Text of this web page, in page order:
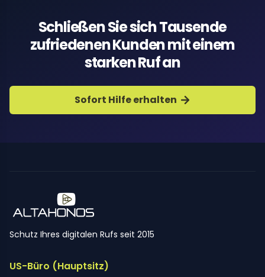
Schließen Sie sich Tausende
zufriedenen Kunden mit einem
starken Ruf an
Sofort Hilfe erhalten
Schutz Ihres digitalen Rufs seit 2015
US-Büro (Hauptsitz)